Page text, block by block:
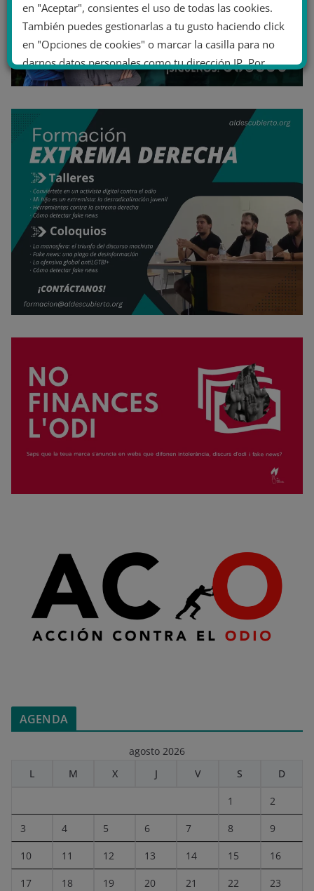
AGENDA
agosto 2026
L
M X J V S D
1 2
3 4 5 6 7 8 9
10 11 12 13 14 15 16
17 18 19 20 21 22 23
en "Aceptar", consientes el uso de todas las cookies.
También puedes gestionarlas a tu gusto haciendo click
en "Opciones de cookies" o marcar la casilla para no
darnos datos personales como tu dirección IP. Por
último, puedes leer nuestra Política de cookies.
No dar mi información personal
Opciones de cookies Aceptar cookies
Rechazar cookies Política de cookies